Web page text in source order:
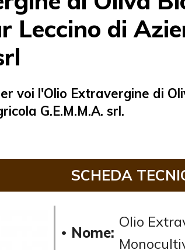
Leccino di
voi l'Olio Extravergine di
G.E.M.M.A. srl.
SCHEDA
• Nome:
Olio